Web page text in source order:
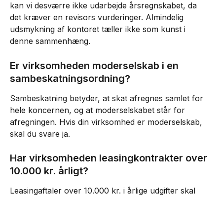
kan vi desværre ikke udarbejde årsregnskabet, da
det kræver en revisors vurderinger. Almindelig
udsmykning af kontoret tæller ikke som kunst i
denne sammenhæng.
Er virksomheden moderselskab i en
sambeskatningsordning?
Sambeskatning betyder, at skat afregnes samlet for
hele koncernen, og at moderselskabet står for
afregningen. Hvis din virksomhed er moderselskab,
skal du svare ja.
Har virksomheden leasingkontrakter over
10.000 kr. årligt?
Leasingaftaler over 10.000 kr. i årlige udgifter skal